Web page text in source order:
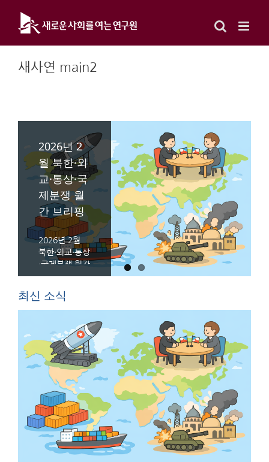
content
새사연 main2
2026년 2
월 북한·외
교·통상·국
제분쟁 월
간 브리핑
2026년 2월
북한·외교·통상
·국제분쟁 월간
브리핑 2026
교·통상·국제분
쟁 월간 브리핑
요약 2026년
2월 국제정세
는 세 가지 흐
름이 두드러졌
다. 첫째, 북한
이 핵보유국 인
정 전제를 바탕
으로 조건부 대
미 협상 가능성
을 시사하면서
외교 전략 변화
를 모색했다.
유럽 사회
주택 정책
월간 브리
핑 (2026년
2월)
유럽 사회주택
정책 월간 브리
핑 (2026년 2
월) 요약 2026
택정책 논의는
산업 정책과 주
택 정책의 결합
과 건설 생산성
(construction
productivity)
문제를 중심으
로 전개되었다.
특히 다음 세
가지 정책 논의
가 새롭게 등장
했다. 주택 건
설 산업의 생산
성 문제 모듈형
최신 소식